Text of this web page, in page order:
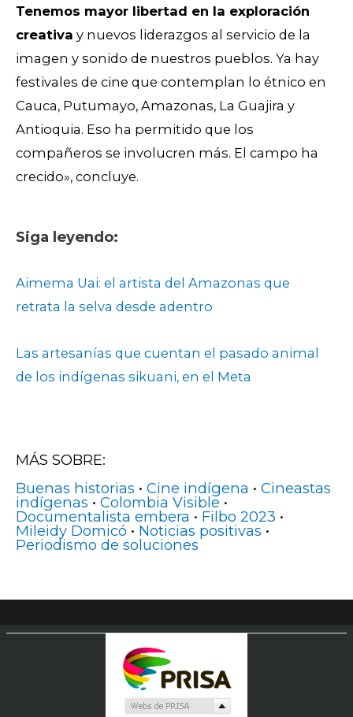
Tenemos mayor libertad en la exploración
creativa y nuevos liderazgos al servicio de la
imagen y sonido de nuestros pueblos. Ya hay
festivales de cine que contemplan lo étnico en
Cauca, Putumayo, Amazonas, La Guajira y
Antioquia. Eso ha permitido que los
compañeros se involucren más. El campo ha
crecido», concluye.
Siga leyendo:
Aimema Uai: el artista del Amazonas que
retrata la selva desde adentro
Las artesanías que cuentan el pasado animal
de los indígenas sikuani, en el Meta
MÁS SOBRE:
Buenas historias • Cine indígena • Cineastas
indígenas • Colombia Visible •
Documentalista embera • Filbo 2023 •
Mileidy Domicó • Noticias positivas •
Periodismo de soluciones